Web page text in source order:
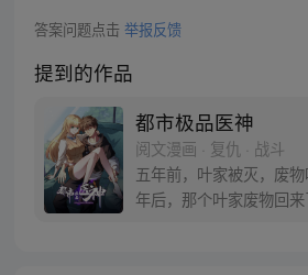
答案问题点击 举报反馈
提到的作品
都市极品医神
阅文漫画 · 复仇 · 战斗
五年前，叶家被灭，废
年后，那个叶家废物回